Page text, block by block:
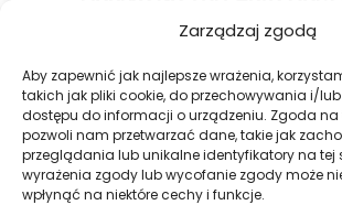
Zarządzaj zgodą
Aby zapewnić jak najlepsze wrażenia,
takich jak pliki cookie, do przechowywania i/
dostępu do informacji o urządzeniu. Zgoda
pozwoli nam przetwarzać dane, takie jak
przeglądania lub unikalne identyfikatory na tej
wyrażenia zgody lub wycofanie zgody może
wpłynąć na niektóre cechy i funkcje.
16,00 zł
DOWIEDZ SIĘ WIĘCEJ